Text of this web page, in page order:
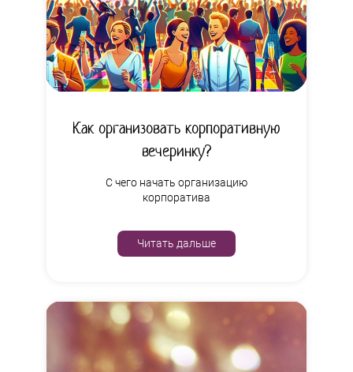
Как организовать корпоративную
вечеринку?
С чего начать организацию
корпоратива
Читать дальше